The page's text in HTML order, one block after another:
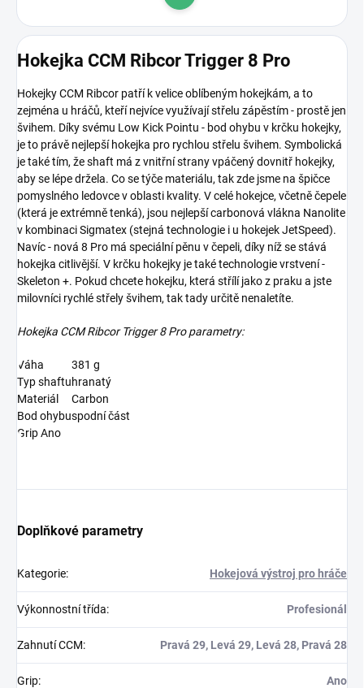
Hokejka CCM Ribcor Trigger 8 Pro
Hokejky CCM Ribcor patří k velice oblíbeným hokejkám, a to
zejména u hráčů, kteří nejvíce využívají střelu zápěstím - prostě jen
švihem. Díky svému Low Kick Pointu - bod ohybu v krčku hokejky,
je to právě nejlepší hokejka pro rychlou střelu švihem. Symbolická
je také tím, že shaft má z vnitřní strany vpáčený dovnitř hokejky,
aby se lépe držela. Co se týče materiálu, tak zde jsme na špičce
pomyslného ledovce v oblasti kvality. V celé hokejce, včetně čepele
(která je extrémně tenká), jsou nejlepší carbonová vlákna Nanolite
v kombinaci Sigmatex (stejná technologie i u hokejek JetSpeed).
Navíc - nová 8 Pro má speciální pěnu v čepeli, díky níž se stává
hokejka citlivější. V krčku hokejky je také technologie vrstvení -
Skeleton +. Pokud chcete hokejku, která střílí jako z praku a jste
milovníci rychlé střely švihem, tak tady určitě nenaletíte.
Hokejka CCM Ribcor Trigger 8 Pro parametry:
Váha
381 g
Typ shaftuhranatý
Materiál
Carbon
Bod ohybuspodní část
Grip Ano
Doplňkové parametry
Kategorie: Hokejová výstroj pro hráče
Výkonnostní třída: Profesionál
Zahnutí CCM: Pravá 29, Levá 29, Levá 28, Pravá 28
Grip: Ano